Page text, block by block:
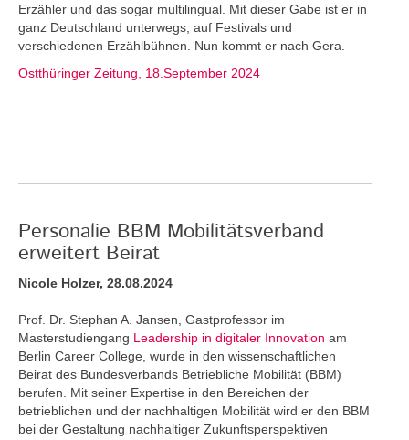
Erzähler und das sogar multilingual. Mit dieser Gabe ist er in
ganz Deutschland unterwegs, auf Festivals und
verschiedenen Erzählbühnen. Nun kommt er nach Gera.
Ostthüringer Zeitung, 18.September 2024
Personalie BBM Mobilitätsverband
erweitert Beirat
Nicole Holzer, 28.08.2024
Prof. Dr. Stephan A. Jansen, Gastprofessor im
Masterstudiengang Leadership in digitaler Innovation am
Berlin Career College, wurde in den wissenschaftlichen
Beirat des Bundesverbands Betriebliche Mobilität (BBM)
berufen. Mit seiner Expertise in den Bereichen der
betrieblichen und der nachhaltigen Mobilität wird er den BBM
bei der Gestaltung nachhaltiger Zukunftsperspektiven